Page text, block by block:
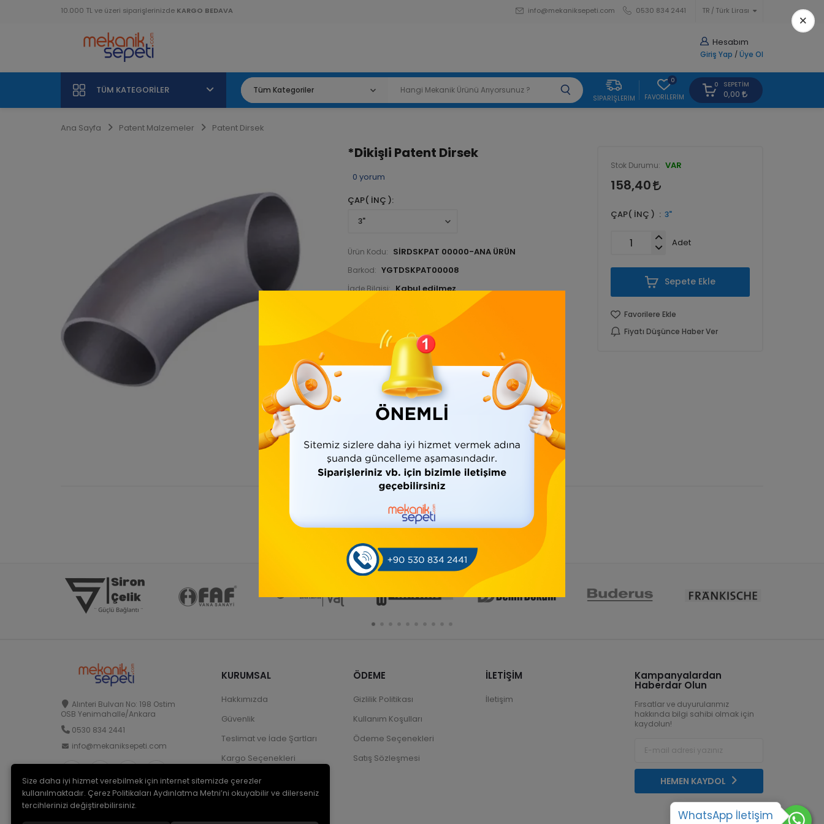
WhatsApp İletişim
10.000 TL ve üzeri siparişlerinizde KARGO BEDAVA TR Türk Lirası
info@mekaniksepeti.com 0530 834 2441
Hesabım
Giriş Yap / Üye Ol
TÜM KATEGORILER
SIPARIŞLERIM
0
FAVORILERIM
0 SEPETIM
0,00
Ana Sayfa Patent Malzemeler Patent Dirsek
*Dikişli Patent Dirsek
0 yorum
ÇAP( İNÇ )
Ürün Kodu: SİRDSKPAT 00000-ANA ÜRÜN
Barkod: YGTDSKPAT00008
İade Bilgisi:
Stok Durumu: VAR
158,40
ÇAP( İNÇ ) 3"
Adet
Sepete Ekle
Favorilere Ekle
Fiyatı Düşünce Haber Ver
Ürün Bilgisi Yorumlar (0)
Alınteri Bulvarı No: 198 Ostim
OSB Yenimahalle/Ankara
0530 834 2441
info@mekaniksepeti.com
Kampanyalardan
Haberdar Olun
Fırsatlar ve duyurularımız
hakkında bilgi sahibi olmak için
kaydolun!
HEMEN KAYDOL
KURUMSAL
Hakkımızda
Güvenlik
Teslimat ve İade Şartları
Kargo Seçenekleri
ÖDEME
Gizlilik Politikası
Kullanım Koşulları
Ödeme Seçenekleri
Satış Sözleşmesi
İLETİŞİM
İletişim
Size daha iyi hizmet verebilmek için internet sitemizde çerezler
kullanılmaktadır. Çerez Politikaları Aydınlatma Metni’ni okuyabilir ve dilerseniz
tercihlerinizi değiştirebilirsiniz.
×